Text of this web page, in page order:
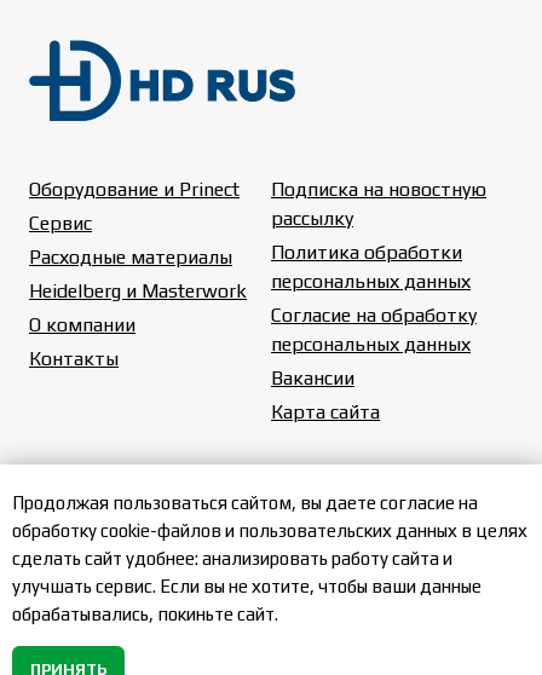
Оборудование и Prinect
Сервис
Расходные материалы
Heidelberg и Masterwork
О компании
Контакты
Подписка на новостную
рассылку
Политика обработки
персональных данных
Согласие на обработку
персональных данных
Вакансии
Карта сайта
© 2026 ООО«ХД РУС»
Продолжая пользоваться сайтом, вы даете согласие на
обработку cookie-файлов и пользовательских данных в целях
сделать сайт удобнее: анализировать работу сайта и
улучшать сервис. Если вы не хотите, чтобы ваши данные
обрабатывались, покиньте сайт.
ПРИНЯТЬ